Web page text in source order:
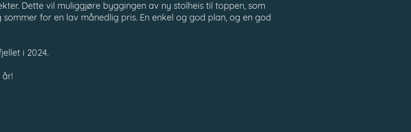
Dette vil muliggjøre byggingen av ny stolheis til toppen, som
for en lav månedlig pris. En enkel og god plan, og en god
i 2024.
år!